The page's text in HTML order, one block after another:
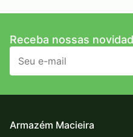
Receba nossas
Armazém Macieira